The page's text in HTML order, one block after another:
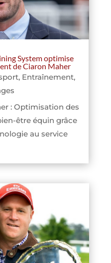
System optimise
de Ciaron Maher
, Entraînement,
: Optimisation des
être équin grâce
au service